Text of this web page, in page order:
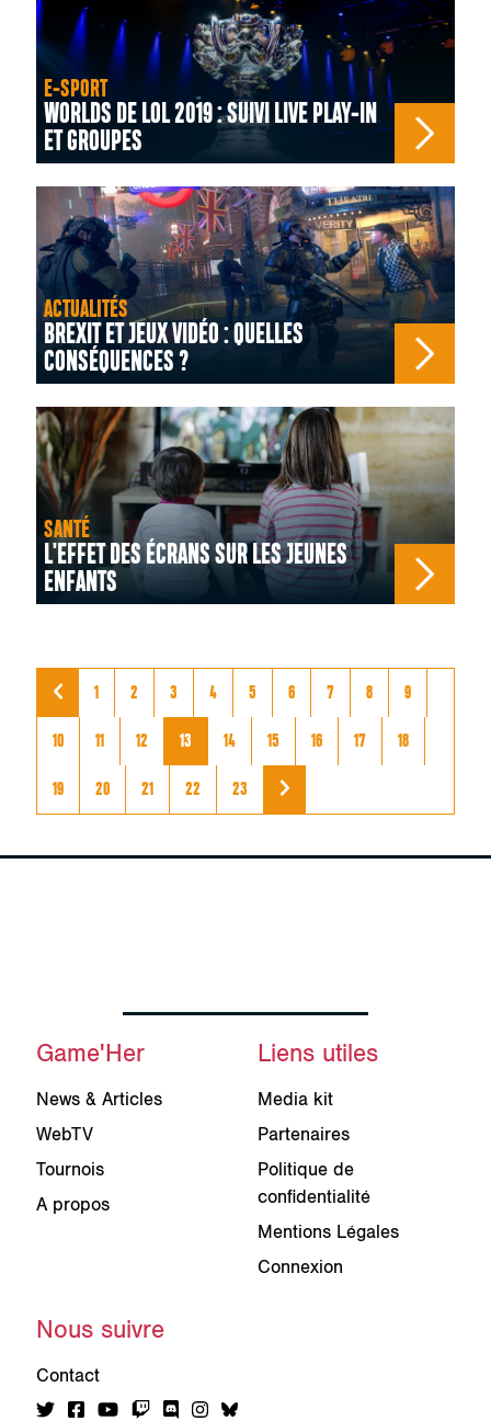
E-SPORT
WORLDS DE LOL 2019 : SUIVI LIVE PLAY-IN
ET GROUPES
ACTUALITÉS
BREXIT ET JEUX VIDÉO : QUELLES
CONSÉQUENCES ?
SANTÉ
L'EFFET DES ÉCRANS SUR LES JEUNES
ENFANTS
1 2 3 4 5 6 7 8 9
10 11 12 13 14 15 16 17 18
19 20 21 22 23
Game'Her
News & Articles
WebTV
Tournois
A propos
Liens utiles
Media kit
Partenaires
Politique de
confidentialité
Mentions Légales
Connexion
Nous suivre
Contact